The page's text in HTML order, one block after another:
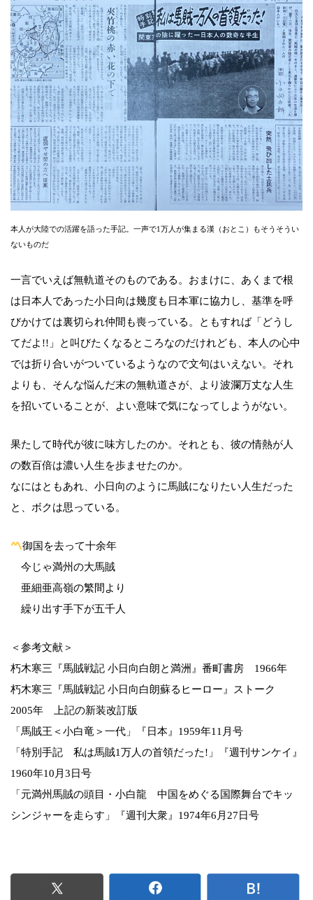
本人が大陸での活躍を語った手記。一声で1万人が集まる漢（おとこ）もそうそうい
ないものだ
一言でいえば無軌道そのものである。おまけに、あくまで根
は日本人であった小日向は幾度も日本軍に協力し、基準を呼
びかけては裏切られ仲間も喪っている。ともすれば「どうし
てだよ!!」と叫びたくなるところなのだけれども、本人の心中
では折り合いがついているようなので文句はいえない。それ
よりも、そんな悩んだ末の無軌道さが、より波瀾万丈な人生
を招いていることが、よい意味で気になってしようがない。
果たして時代が彼に味方したのか。それとも、彼の情熱が人
の数百倍は濃い人生を歩ませたのか。
なにはともあれ、小日向のように馬賊になりたい人生だった
と、ボクは思っている。
御国を去って十余年
今じゃ満州の大馬賊
亜細亜高嶺の繁間より
繰り出す手下が五千人
＜参考文献＞
朽木寒三『馬賊戦記 小日向白朗と満洲』番町書房 1966年
朽木寒三『馬賊戦記 小日向白朗蘇るヒーロー』ストーク
2005年 上記の新装改訂版
「馬賊王＜小白竜＞一代」『日本』1959年11月号
「特別手記 私は馬賊1万人の首領だった!」『週刊サンケイ』
1960年10月3日号
「元満州馬賊の頭目・小白龍 中国をめぐる国際舞台でキッ
シンジャーを走らす」『週刊大衆』1974年6月27日号